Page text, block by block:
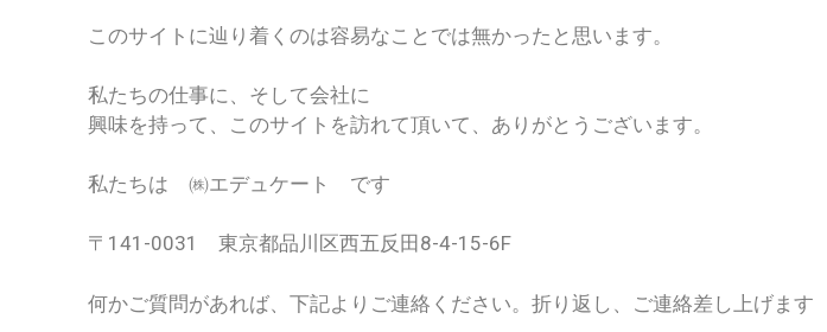
このサイトに辿り着くのは容易なことでは無かったと思います。
私たちの仕事に、そして会社に
興味を持って、このサイトを訪れて頂いて、ありがとうございます。
私たちは ㈱エデュケート です
〒141-0031 東京都品川区西五反田8-4-15-6F
何かご質問があれば、下記よりご連絡ください。 折り返し、ご連絡差し上げます